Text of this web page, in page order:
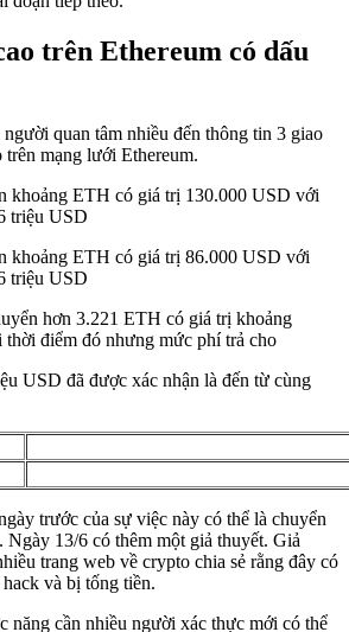
trên Ethereum có dấu
quan tâm nhiều đến thông tin 3 giao
mạng lưới Ethereum.
khoảng ETH có giá trị 130.000 USD với
triệu USD
khoảng ETH có giá trị 86.000 USD với
triệu USD
hơn 3.221 ETH có giá trị khoảng
thời điểm đó nhưng mức phí trả cho
USD đã được xác nhận là đến từ cùng
trước của sự việc này có thể là chuyển
Ngày 13/6 có thêm một giả thuyết. Giả
trang web về crypto chia sẻ rằng đây có
và bị tống tiền.
năng cần nhiều người xác thực mới có thể